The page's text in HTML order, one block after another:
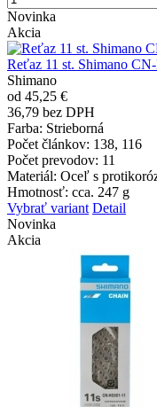
Novinka
Akcia
Reťaz 11 st. Shimano
Shimano
od 45,25 €
36,79 bez DPH
Farba: Strieborná
Počet článkov: 138, 116
Počet prevodov: 11
Materiál: Oceľ s
Hmotnosť: cca. 247 g
Vybrať variant Detail
Novinka
Akcia